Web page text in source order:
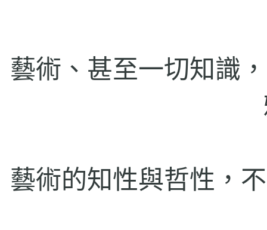
藝術、甚至一切知識
藝術的知性與哲性，